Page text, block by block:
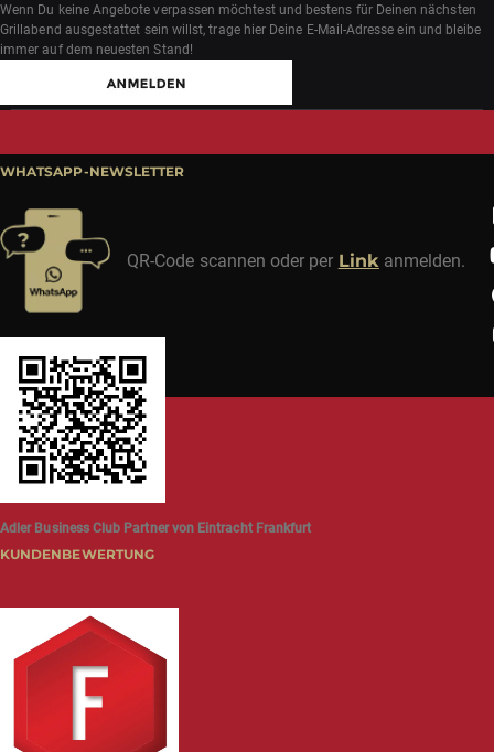
Wenn Du keine Angebote verpassen möchtest und bestens für Deinen nächsten
Grillabend ausgestattet sein willst, trage hier Deine E-Mail-Adresse ein und bleibe
immer auf dem neuesten Stand!
WHATSAPP-NEWSLETTER
QR-Code scannen oder per Linkanmelden.
Adler Business Club Partner von Eintracht Frankfurt
KUNDENBEWERTUNG